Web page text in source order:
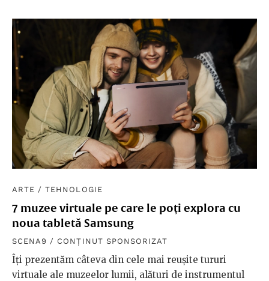
ARTE /TEHNOLOGIE
7 muzee virtuale pe care le poți explora cu
noua tabletă Samsung
SCENA9 / CONȚINUT SPONSORIZAT
Îți prezentăm câteva din cele mai reușite tururi
virtuale ale muzeelor lumii, alături de instrumentul